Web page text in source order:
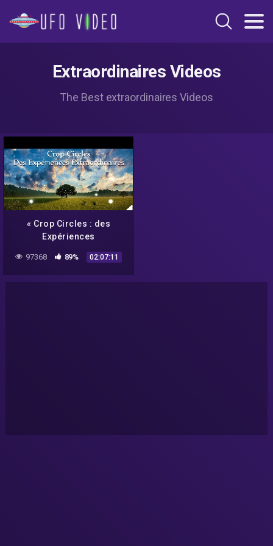
Extraordinaires Videos
The Best extraordinaires Videos
« Crop Circles : des
Expériences
Umberto Molinaro –
NURÉA TV
97368 89% 02:07:11